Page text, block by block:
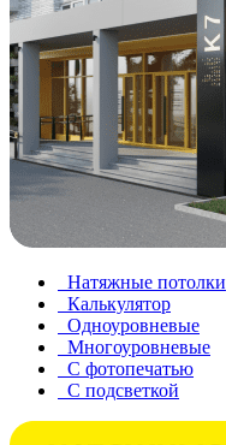
Натяжные потолки
Калькулятор
Одноуровневые
Многоуровневые
С фотопечатью
С подсветкой